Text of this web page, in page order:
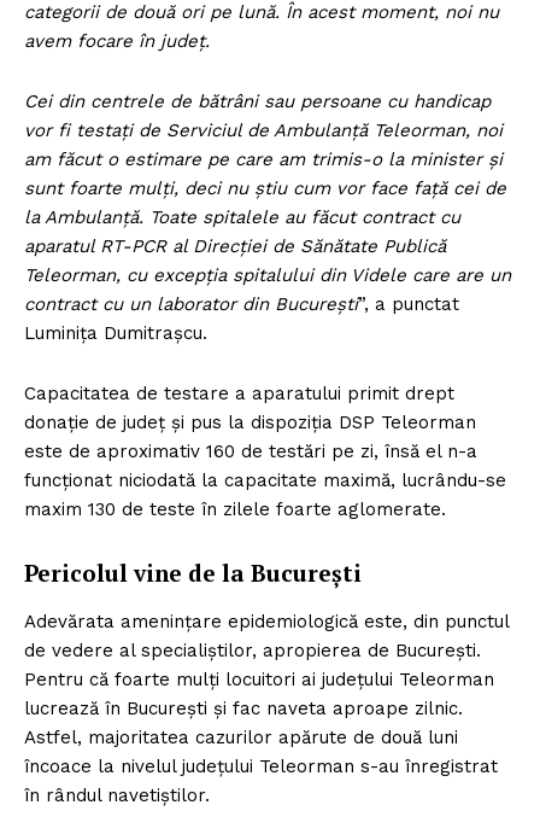
categorii de două ori pe lună. În acest moment, noi nu
avem focare în județ.
Cei din centrele de bătrâni sau persoane cu handicap
vor fi testați de Serviciul de Ambulanță Teleorman, noi
am făcut o estimare pe care am trimis-o la minister și
sunt foarte mulți, deci nu știu cum vor face față cei de
la Ambulanță. Toate spitalele au făcut contract cu
aparatul RT-PCR al Direcției de Sănătate Publică
Teleorman, cu excepția spitalului din Videle care are un
contract cu un laborator din București”, a punctat
Luminița Dumitrașcu.
Capacitatea de testare a aparatului primit drept
donație de județ și pus la dispoziția DSP Teleorman
este de aproximativ 160 de testări pe zi, însă el n-a
funcționat niciodată la capacitate maximă, lucrându-se
maxim 130 de teste în zilele foarte aglomerate.
Pericolul vine de la București
Adevărata amenințare epidemiologică este, din punctul
de vedere al specialiștilor, apropierea de București.
Pentru că foarte mulți locuitori ai județului Teleorman
lucrează în București și fac naveta aproape zilnic.
Astfel, majoritatea cazurilor apărute de două luni
încoace la nivelul județului Teleorman s-au înregistrat
în rândul navetiștilor.